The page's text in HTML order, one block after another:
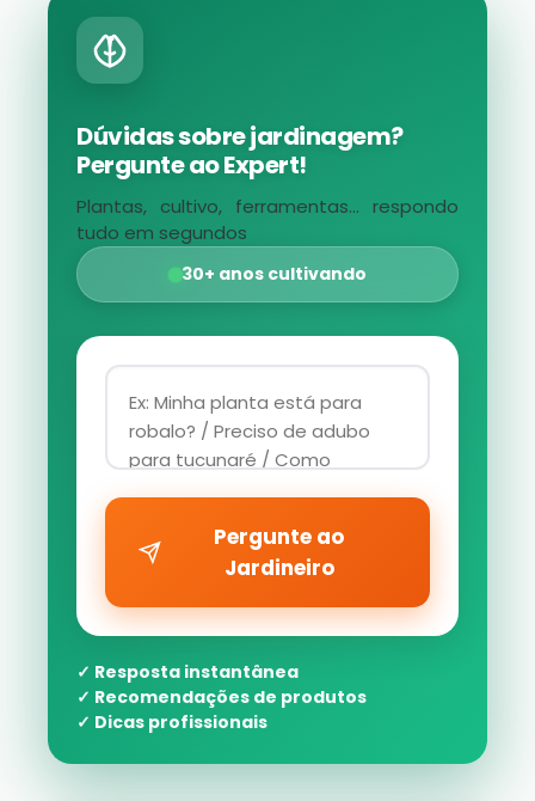
Dúvidas sobre jardinagem?
Pergunte ao Expert!
Plantas, cultivo, ferramentas... respondo
tudo em segundos
30+ anos cultivando
Pergunte ao
Jardineiro
✓ Resposta instantânea
✓ Recomendações de produtos
✓ Dicas profissionais